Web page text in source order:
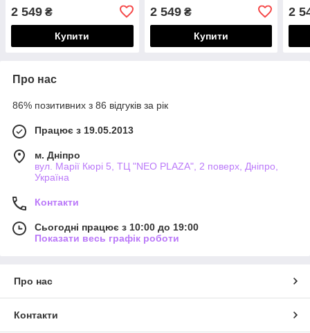
2 549 ₴
Купити
2 549₴
Купити
2
Про нас
86% позитивних з 86 відгуків за рік
Працює з 19.05.2013
м. Дніпро
вул. Марії Кюрі 5, ТЦ "NEO PLAZA", 2 поверх, Дніпро,
Україна
Контакти
Сьогодні працює з 10:00 до 19:00
Показати весь графік роботи
Про нас
Контакти